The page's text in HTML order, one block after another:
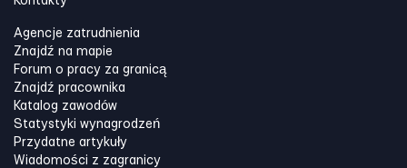
Agencje zatrudnienia
Znajdź na mapie
Forum o pracy za granicą
Znajdź pracownika
Katalog zawodów
Statystyki wynagrodzeń
Przydatne artykuły
Wiadomości z zagranicy